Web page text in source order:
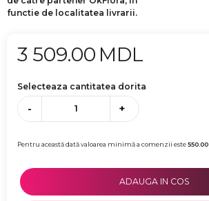
functie de localitatea livrarii.
3 509.00 MDL
Selecteaza cantitatea dorita
- +
Pentru această dată valoarea minimă a comenzii este550.00
ADAUGA IN COS